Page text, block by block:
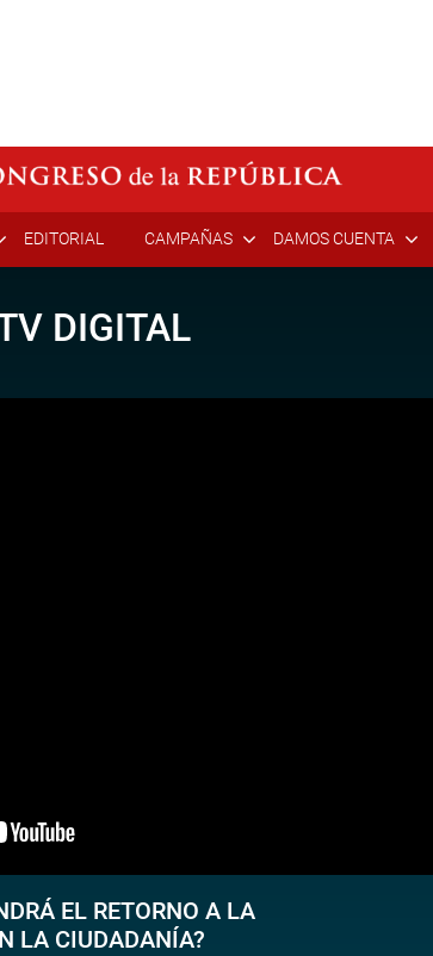
EDITORIAL CAMPAÑAS DAMOS CUENTA
DIGITAL
EL RETORNO A LA
LA CIUDADANÍA?